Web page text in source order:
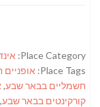
Place Category:
Place Tags:
חשמליים בבאר שבע,
קורקינטים בבאר שבע,